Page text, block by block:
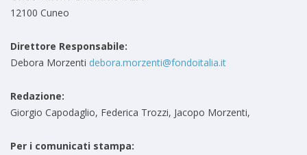
12100 Cuneo
Direttore Responsabile:
Debora Morzenti debora.morzenti@fondoitalia.it
Redazione:
Giorgio Capodaglio, Federica Trozzi, Jacopo Morzenti,
Per i comunicati stampa: